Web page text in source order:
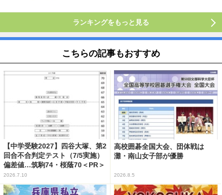
ランキングをもっと見る
こちらの記事もおすすめ
【中学受験2027】四谷大塚、第2
回合不合判定テスト（7/5実施）
偏差値…筑駒74・桜蔭70＜PR＞
2026.7.10
高校囲碁全国大会、団体戦は
灘・南山女子部が優勝
2026.8.5